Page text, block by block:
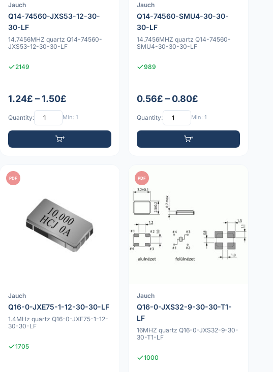
Jauch
Q14-74560-JXS53-12-30-
30-LF
14.7456MHZ quartz Q14-74560-
JXS53-12-30-30-LF
2149
1.24£ – 1.50£
Quantity: Min: 1
Jauch
Q14-74560-SMU4-30-30-
30-LF
14.7456MHZ quartz Q14-74560-
SMU4-30-30-30-LF
989
0.56£ – 0.80£
Quantity: Min: 1
PDF
Jauch
Q16-0-JXE75-1-12-30-30-LF
1.4MHz quartz Q16-0-JXE75-1-12-
30-30-LF
1705
PDF
Jauch
Q16-0-JXS32-9-30-30-T1-
LF
16MHZ quartz Q16-0-JXS32-9-30-
30-T1-LF
1000